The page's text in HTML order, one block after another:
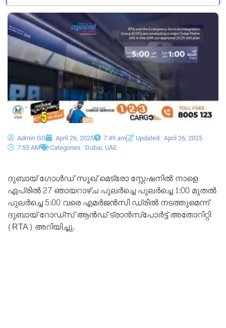
Admin GG April 26, 2025 7:49 am
Updated : April 26, 2025
7:53 AM
Categories : Dubai UAE
ദുബായ് ഗോൾഡ് സൂഖ് മെട്രോ സ്റ്റേഷനിൽ നാളെ
ഏപ്രിൽ 27 ഞായറാഴ്ച പുലർച്ചെ പുലർച്ചെ 1:00 മുതൽ
പുലർച്ചെ 5:00 വരെ എമർജൻസി ഡ്രിൽ നടത്തുമെന്ന്
ദുബായ് റോഡ്സ് ആൻഡ് ട്രാൻസ്പോർട്ട് അതോറിറ്റി
(RTA) അറിയിച്ചു.